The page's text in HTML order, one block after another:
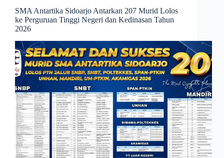
SMA Antartika Sidoarjo Antarkan 207 Murid Lolos
ke Perguruan Tinggi Negeri dan Kedinasan Tahun
2026